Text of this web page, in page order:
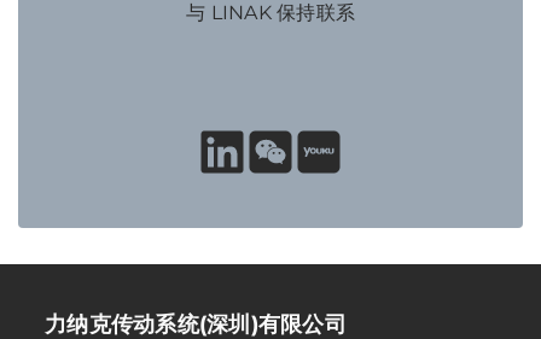
与 LINAK 保持联系
力纳克传动系统(深圳)有限公司